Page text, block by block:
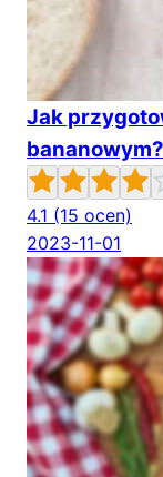
Jak
bananowym?
4.1 (15 ocen)
2023-11-01